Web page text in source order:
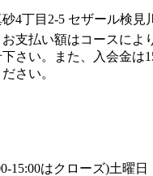
4丁目2-5 セザール検見
支払い額はコースによ
さい。また、入会金は
さい。
15:00はクローズ)土曜